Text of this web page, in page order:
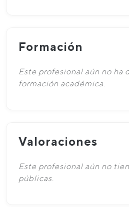
Formación
Este profesional aún no ha
formación académica.
Valoraciones
Este profesional aún no
públicas.